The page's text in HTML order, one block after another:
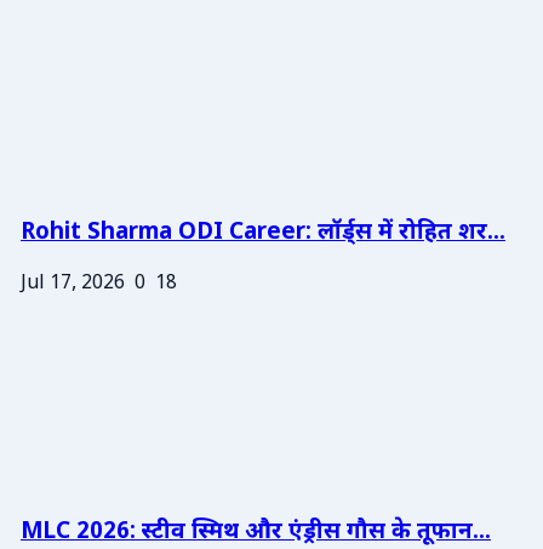
Rohit Sharma ODI Career: लॉर्ड्स में रोहित शर...
Jul 17, 2026 0 18
MLC 2026: स्टीव स्मिथ और एंड्रीस गौस के तूफान...